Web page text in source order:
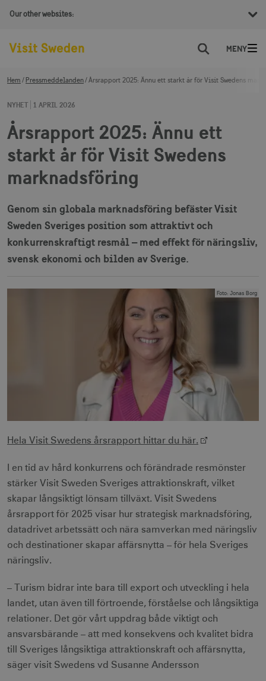
Our other websites:
Sök
Hem Pressmeddelanden Årsrapport 2025: Ännu ett starkt år för Visit Swedens
NYHET 1 APRIL 2026
Årsrapport 2025: Ännu ett
starkt år för Visit Swedens
marknadsföring
Genom sin globala marknadsföring befäster Visit
Sweden Sveriges position som attraktivt och
konkurrenskraftigt resmål – med effekt för näringsliv,
svensk ekonomi och bilden av Sverige.
Foto: Jonas Borg
Hela Visit Swedens årsrapport hittar du här.
I en tid av hård konkurrens och förändrade resmönster
stärker Visit Sweden Sveriges attraktionskraft, vilket
skapar långsiktigt lönsam tillväxt. Visit Swedens
årsrapport för 2025 visar hur strategisk marknadsföring,
datadrivet arbetssätt och nära samverkan med näringsliv
och destinationer skapar affärsnytta – för hela Sveriges
näringsliv.
– Turism bidrar inte bara till export och utveckling i hela
landet, utan även till förtroende, förståelse och långsiktiga
relationer. Det gör vårt uppdrag både viktigt och
ansvarsbärande – att med konsekvens och kvalitet bidra
till Sveriges långsiktiga attraktionskraft och affärsnytta,
säger visit Swedens vd Susanne Andersson